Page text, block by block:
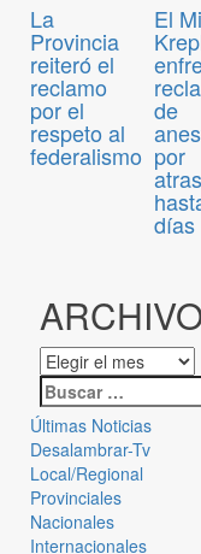
La
Provincia
reiteró el
reclamo
por el
respeto al
federalismo
El
de
por
días
Últimas Noticias
Desalambrar-Tv
Local/Regional
Provinciales
Nacionales
Internacionales